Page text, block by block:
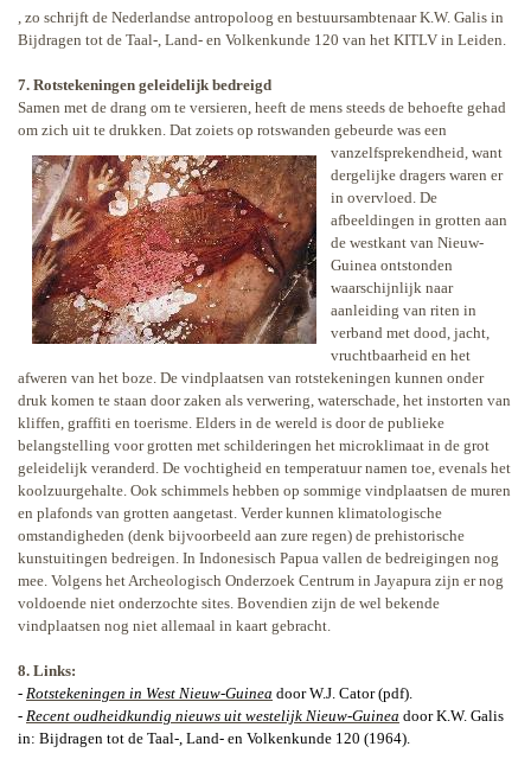
, zo schrijft de Nederlandse antropoloog en bestuursambtenaar K.W. Galis in
Bijdragen tot de Taal-, Land- en Volkenkunde 120 van het KITLV in Leiden.
7. Rotstekeningen geleidelijk bedreigd
Samen met de drang om te versieren, heeft de mens steeds de behoefte gehad
om zich uit te drukken. Dat zoiets op rotswanden gebeurde was een
vanzelfsprekendheid, want
dergelijke dragers waren er
in overvloed. De
afbeeldingen in grotten aan
de westkant van Nieuw-
Guinea ontstonden
waarschijnlijk naar
aanleiding van riten in
verband met dood, jacht,
vruchtbaarheid en het
afweren van het boze. De vindplaatsen van rotstekeningen kunnen onder
druk komen te staan door zaken als verwering, waterschade, het instorten van
kliffen, graffiti en toerisme. Elders in de wereld is door de publieke
belangstelling voor grotten met schilderingen het microklimaat in de grot
geleidelijk veranderd. De vochtigheid en temperatuur namen toe, evenals het
koolzuurgehalte. Ook schimmels hebben op sommige vindplaatsen de muren
en plafonds van grotten aangetast. Verder kunnen klimatologische
omstandigheden (denk bijvoorbeeld aan zure regen) de prehistorische
kunstuitingen bedreigen. In Indonesisch Papua vallen de bedreigingen nog
mee. Volgens het Archeologisch Onderzoek Centrum in Jayapura zijn er nog
voldoende niet onderzochte sites. Bovendien zijn de wel bekende
vindplaatsen nog niet allemaal in kaart gebracht.
8. Links:
- Rotstekeningen in West Nieuw-Guinea door W.J. Cator (pdf).
- Recent oudheidkundig nieuws uit westelijk Nieuw-Guinea door K.W. Galis
in: Bijdragen tot de Taal-, Land- en Volkenkunde 120 (1964).